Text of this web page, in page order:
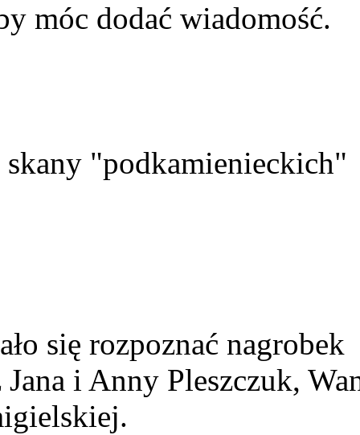
móc dodać wiadomość.
"podkamienieckich"
się rozpoznać nagrobek
i Anny Pleszczuk,